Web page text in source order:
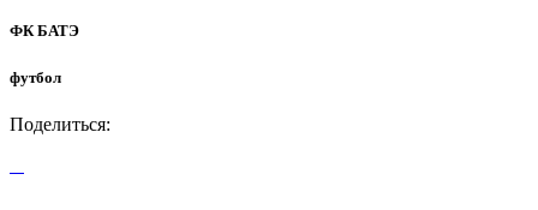
ФК БАТЭ
футбол
Поделиться: